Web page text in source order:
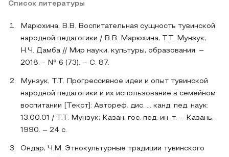
Список литературы
Марюхина, В.В. Воспитательная сущность тувинской
народной педагогики / В.В. Марюхина, Т.Т. Мунзук,
Н.Ч. Дамба // Мир науки, культуры, образования. –
2018. - № 6 (73). – С. 87.
Мунзук, Т.Т. Прогрессивное идеи и опыт тувинской
народной педагогики и их использование в семейном
воспитании [Текст]: Автореф. дис. ... канд. пед. наук:
13.00.01 / Т.Т. Мунзук; Казан. гос. пед. ин-т. – Казань,
1990. – 24 с.
Ондар, Ч.М. Этнокультурные традиции тувинского